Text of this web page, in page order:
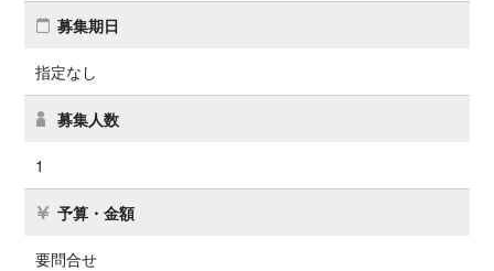
募集期日
指定なし
募集人数
1
予算・金額
要問合せ